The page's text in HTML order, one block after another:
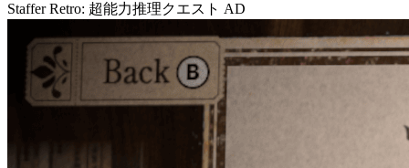
Staffer Retro: 超能力推理クエスト AD